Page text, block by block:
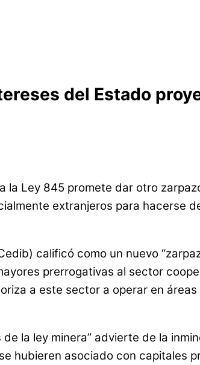
del Estado
Ley 845 promete dar otro
extranjeros para hacerse
calificó como un nuevo
prerrogativas al sector
a este sector a operar en
la ley minera” advierte de la
hubieren asociado con capitales